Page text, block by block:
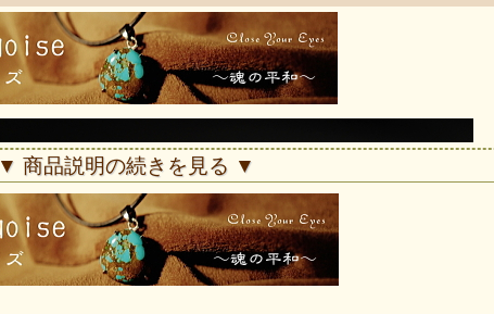
▼ 商品説明の続きを見る ▼